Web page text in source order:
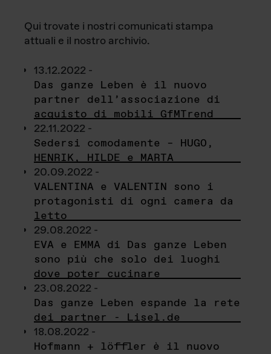
Qui trovate i nostri comunicati stampa
attuali e il nostro archivio.
13.12.2022 -
Das ganze Leben è il nuovo
partner dell’associazione di
acquisto di mobili GfMTrend
22.11.2022 -
Sedersi comodamente – HUGO,
HENRIK, HILDE e MARTA
20.09.2022 -
VALENTINA e VALENTIN sono i
protagonisti di ogni camera da
letto
29.08.2022 -
EVA e EMMA di Das ganze Leben
sono più che solo dei luoghi
dove poter cucinare
23.08.2022 -
Das ganze Leben espande la rete
dei partner - Lisel.de
18.08.2022 -
Hofmann + löffler è il nuovo